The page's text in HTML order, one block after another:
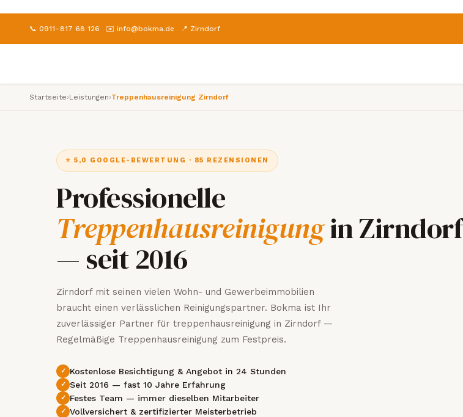
📞 0911–817 68 126 ✉️ info@bokma.de 📍 Zirndorf
Startseite›Leistungen›Treppenhausreinigung Zirndorf
⭐ 5,0 GOOGLE-BEWERTUNG · 85 REZENSIONEN
Professionelle
Treppenhausreinigungin Zirndorf
— seit 2016
Zirndorf mit seinen vielen Wohn- und Gewerbeimmobilien
braucht einen verlässlichen Reinigungspartner. Bokma ist Ihr
zuverlässiger Partner für treppenhausreinigung in Zirndorf —
Regelmäßige Treppenhausreinigung zum Festpreis.
Kostenlose Besichtigung & Angebot in 24 Stunden
Seit 2016 — fast 10 Jahre Erfahrung
Festes Team — immer dieselben Mitarbeiter
Vollversichert & zertifizierter Meisterbetrieb